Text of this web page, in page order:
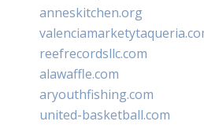
anneskitchen.org
reefrecordsllc.com
alawaffle.com
aryouthfishing.com
united-basketball.com